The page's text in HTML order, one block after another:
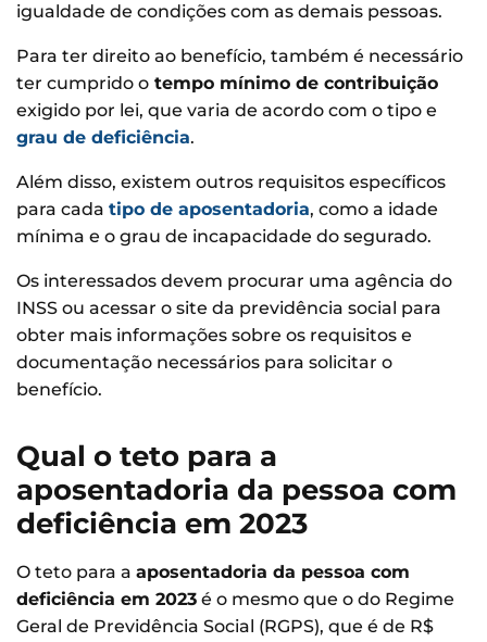
igualdade de condições com as demais pessoas.
Para ter direito ao benefício, também é necessário
ter cumprido o tempo mínimo de contribuição
exigido por lei, que varia de acordo com o tipo e
grau de deficiência.
Além disso, existem outros requisitos específicos
para cada tipo de aposentadoria, como a idade
mínima e o grau de incapacidade do segurado.
Os interessados devem procurar uma agência do
INSS ou acessar o site da previdência social para
obter mais informações sobre os requisitos e
documentação necessários para solicitar o
benefício.
Qual o teto para a
aposentadoria da pessoa com
deficiência em 2023
O teto para a aposentadoria da pessoa com
deficiência em 2023 é o mesmo que o do Regime
Geral de Previdência Social (RGPS), que é de R$